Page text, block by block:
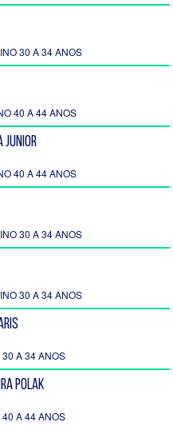
30 A 34 ANOS
40 A 44 ANOS
JUNIOR
40 A 44 ANOS
30 A 34 ANOS
30 A 34 ANOS
30 A 34 ANOS
POLAK
40 A 44 ANOS